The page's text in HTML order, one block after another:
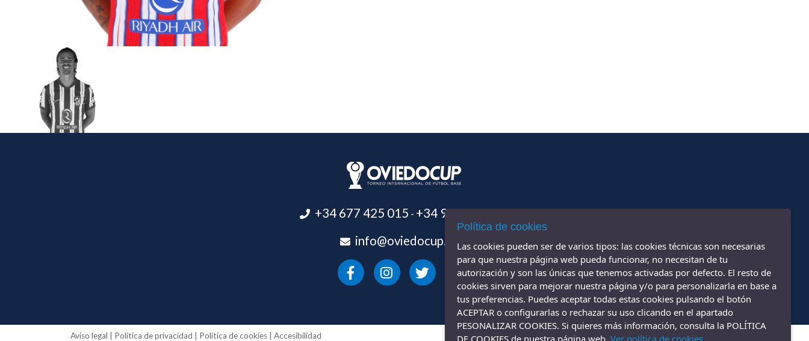
+34 677 425 015 - +34 984 838 694
info@oviedocup.com
Aviso legal Política de privacidad Política de cookies Accesibilidad Diseño web ::ticmedia.es
Política de cookies
Las cookies pueden ser de varios tipos: las cookies técnicas son necesarias
para que nuestra página web pueda funcionar, no necesitan de tu
autorización y son las únicas que tenemos activadas por defecto. El resto de
cookies sirven para mejorar nuestra página y/o para personalizarla en base a
tus preferencias. Puedes aceptar todas estas cookies pulsando el botón
ACEPTAR o configurarlas o rechazar su uso clicando en el apartado
PESONALIZAR COOKIES. Si quieres más información, consulta la POLÍTICA
DE COOKIES de nuestra página web. Ver política de cookies